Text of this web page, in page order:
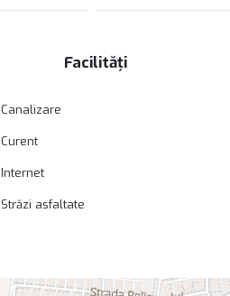
Facilități
Canalizare
Curent
Internet
Străzi asfaltate